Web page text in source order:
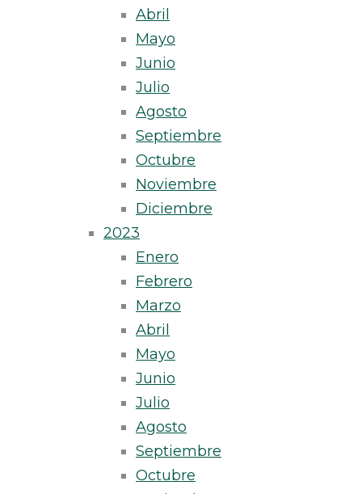
Abril
Mayo
Junio
Julio
Agosto
Septiembre
Octubre
Noviembre
Diciembre
2023
Enero
Febrero
Marzo
Abril
Mayo
Junio
Julio
Agosto
Septiembre
Octubre